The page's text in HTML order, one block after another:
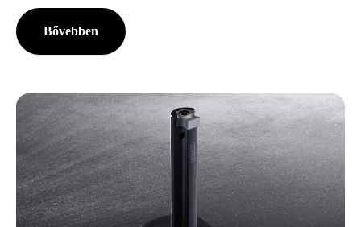
Bővebben